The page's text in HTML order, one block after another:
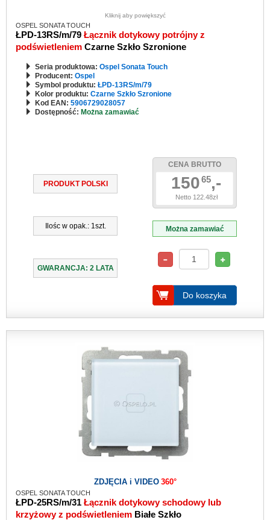
Kliknij aby powiększyć
OSPEL SONATA TOUCH
ŁPD-13RS/m/79 Łącznik dotykowy potrójny z
podświetleniem Czarne Szkło Szronione
Seria produktowa: Ospel Sonata Touch
Producent: Ospel
Symbol produktu: ŁPD-13RS/m/79
Kolor produktu: Czarne Szkło Szronione
Kod EAN: 5906729028057
Dostępność: Można zamawiać
PRODUKT POLSKI
Ilośc w opak.: 1szt.
GWARANCJA: 2 LATA
CENA BRUTTO
15065,-
Netto 122.48zł
Można zamawiać
Do koszyka
ZDJĘCIA i VIDEO 360°
OSPEL SONATA TOUCH
ŁPD-25RS/m/31 Łącznik dotykowy schodowy lub
krzyżowy z podświetleniem Białe Szkło